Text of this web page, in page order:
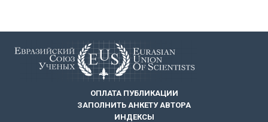
ОПЛАТА ПУБЛИКАЦИИ
ЗАПОЛНИТЬ АНКЕТУ АВТОРА
ИНДЕКСЫ